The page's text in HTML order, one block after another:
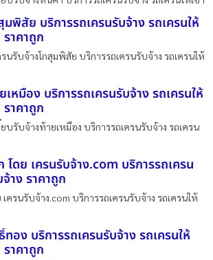
มพิสัย บริการรถเครนรับจ้าง รถเครนให้
ราคาถูก
นรับจ้างโกสุมพิสัย บริการรถเครนรับจ้าง รถเครนให้
เหมือง บริการรถเครนรับจ้าง รถเครนให้
ราคาถูก
บรับจ้างท้ายเหมือง บริการรถเครนรับจ้าง รถเครน
ดย เครนรับจ้าง.com บริการรถเครน
าง ราคาถูก
ครนรับจ้าง.com บริการรถเครนรับจ้าง รถเครนให้
ทอง บริการรถเครนรับจ้าง รถเครนให้
ราคาถูก